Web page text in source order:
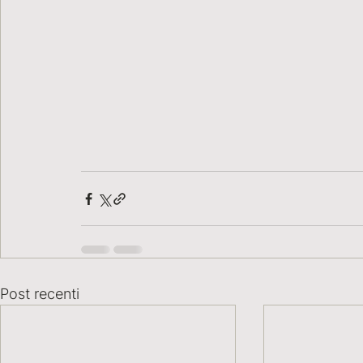
Post recenti